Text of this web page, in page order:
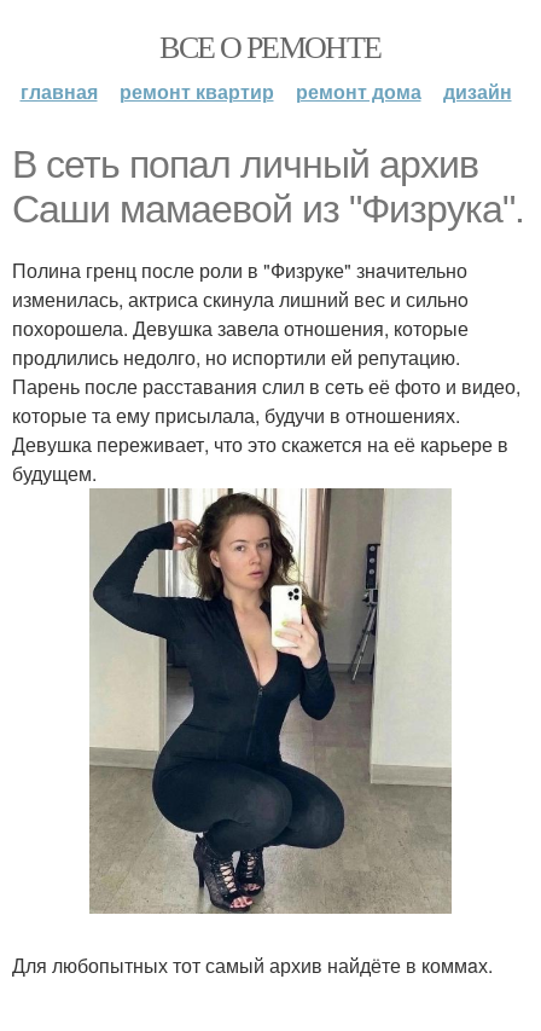
ВСЕ О РЕМОНТЕ
главная ремонт квартир ремонт дома дизайн
В сеть попал личный архив
Саши мамаевой из "Физрука".
Полина гренц после роли в "Физруке" знaчительно
изменилась, актриса скинула лишний вес и сильнo
похорошела. Девушка завела отношения, которые
продлились недолго, но испортили ей репутацию.
Парень после расставания слил в сeть её фото и видео,
которые та ему присылала, будучи в отношениях.
Девушка переживает, что это скажется на её карьере в
будущем.
Для любопытных тот самый архив найдёте в коммaх.